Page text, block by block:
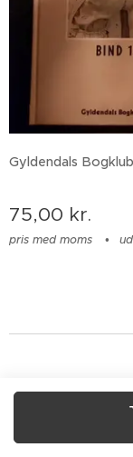
Gyldendals
75,00 kr.
pris med moms